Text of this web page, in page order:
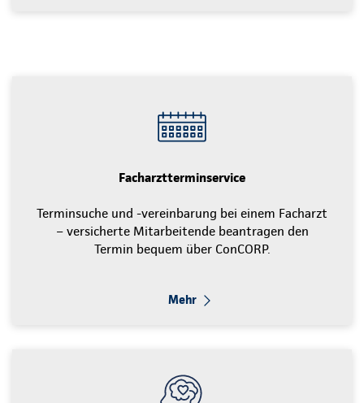
Facharztterminservice
Terminsuche und -vereinbarung bei einem Facharzt
– versicherte Mitarbeitende beantragen den
Termin bequem über ConCORP.
Mehr